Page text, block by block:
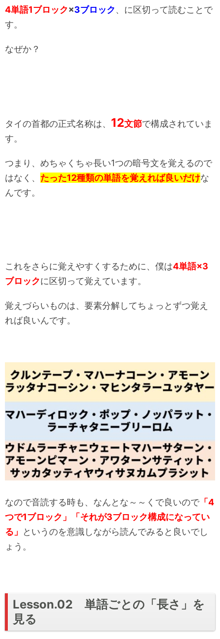
4単語1ブロック×3ブロック、に区切って読むことで
す。
なぜか？
タイの首都の正式名称は、 12文節で構成されていま
す。
つまり、めちゃくちゃ長い1つの暗号文を覚えるので
はなく、 たった12種類の単語を覚えれば良いだけな
んです。
これをさらに覚えやすくするために、僕は4単語×3
ブロックに区切って覚えています。
覚えづらいものは、要素分解してちょっとずつ覚え
れば良いんです。
なので音読する時も、なんとな～～くで良いので「4
つで1ブロック」「それが3ブロック構成になってい
る」
というのを意識しながら読んでみると良いでし
ょう。
Lesson.02 単語ごとの「長さ」を
見る